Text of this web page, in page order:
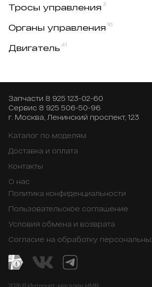
Тросы управления 3
Органы управления 16
Двигатель 41
Запчасти 8 925 123-02-60
Сервис 8 925 506-50-96
г. Москва, Ленинский проспект, 123
Каталог по моделям
Доставка и оплата
Контакты
О нас
Политика конфиденциальности
Пользовательское соглашение
Условия обмена и возврата
Согласие на обработку
2026 © Интернет-магазин HMR